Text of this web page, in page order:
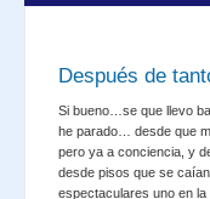
Después de
Si bueno…se que llevo
he parado… desde que
pero ya a conciencia, y
desde pisos que se
espectaculares uno en la